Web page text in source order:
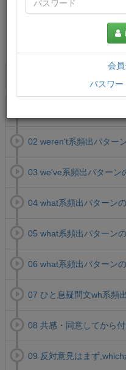
02 weren't系頻出パター
03 we've系頻出パターン
04 what系頻出パターン
05 what系頻出パターン
06 what系頻出パターン
07 ひと息疑問文wh系頻
08 共感・同意してから
09 反対意見はまず,which
会
パスワー